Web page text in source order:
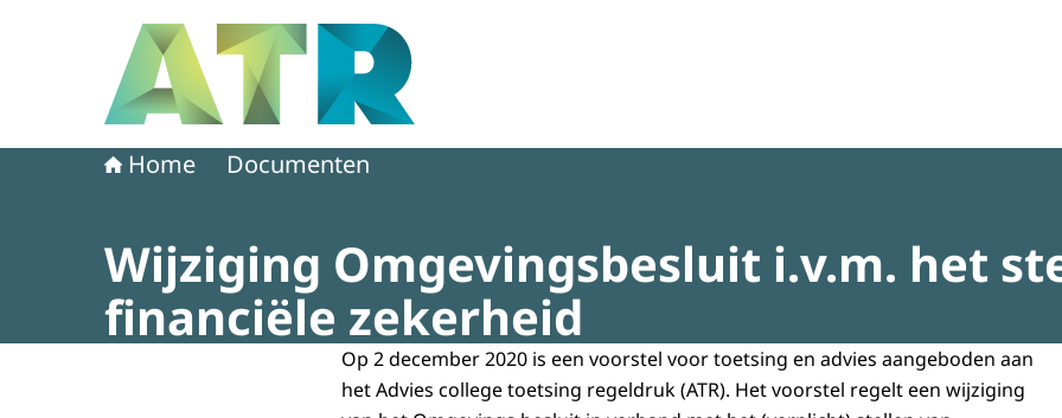
Home Documenten
Wijziging Omgevingsbesluit i.v.m. het
financiële zekerheid
Op 2 december 2020 is een voorstel voor toetsing en advies aangeboden aan
het Advies college toetsing regeldruk (ATR). Het voorstel regelt een wijziging